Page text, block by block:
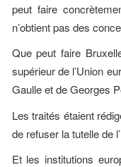
peut faire
n’obtient pas des
Que peut faire
supérieur de l’Union
Gaulle et de Georges
Les traités étaient
de refuser la tutelle de
Et les institutions